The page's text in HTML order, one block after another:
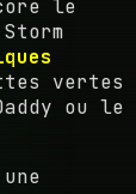
le
vertes
ou le